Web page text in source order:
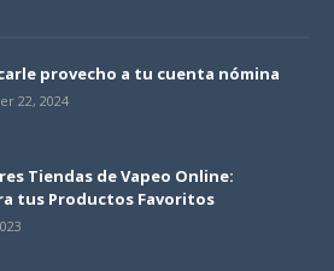
provecho a tu cuenta nómina
22, 2024
Tiendas de Vapeo Online:
tus Productos Favoritos